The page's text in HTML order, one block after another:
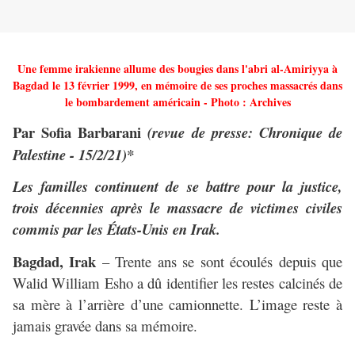
Une femme irakienne allume des bougies dans l'abri al-Amiriyya à
Bagdad le 13 février 1999, en mémoire de ses proches massacrés dans
le bombardement américain - Photo : Archives
Par Sofia Barbarani(revue de presse: Chronique de
Palestine - 15/2/21)*
Les familles continuent de se battre pour la justice,
trois décennies après le massacre de victimes civiles
commis par les États-Unis en Irak.
Bagdad, Irak – Trente ans se sont écoulés depuis que
Walid William Esho a dû identifier les restes calcinés de
sa mère à l’arrière d’une camionnette. L’image reste à
jamais gravée dans sa mémoire.